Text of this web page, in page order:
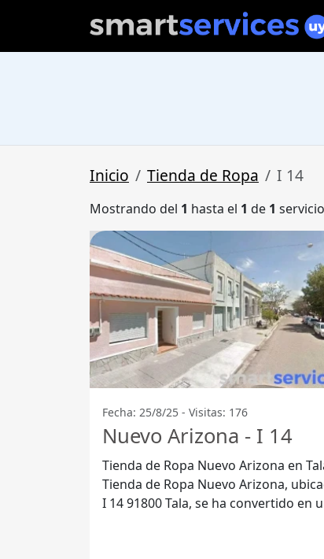
Inicio Tienda de Ropa I 14
Mostrando del 1 hasta el 1 de 1
Fecha: 25/8/25 - Visitas: 176
Nuevo Arizona - I 14
Tienda de Ropa Nuevo Arizona en Tala
Tienda de Ropa Nuevo Arizona,
I 14 91800 Tala, se ha convertido en